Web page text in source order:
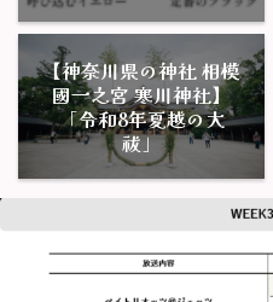
【神奈川県の神社 相模
國一之宮 寒川神社】
「令和8年夏越の大
祓」